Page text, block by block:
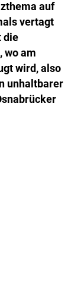
auf
vertagt
die
wo am
wird, also
unhaltbarer